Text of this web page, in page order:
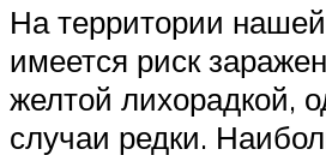
На территории
имеется риск
желтой лихорадкой,
случаи редки.